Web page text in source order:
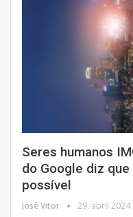
Seres humanos
do Google diz
possível
José Vitor 29, abril 2024